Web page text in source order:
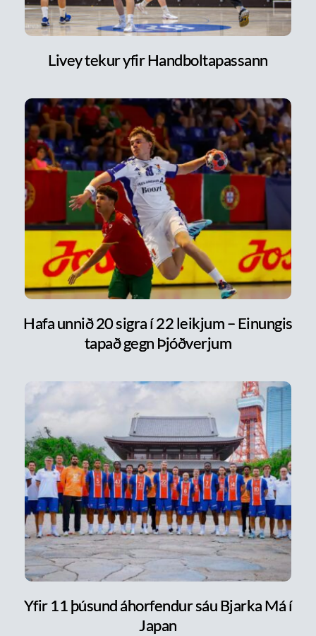
Livey tekur yfir Handboltapassann
Hafa unnið 20 sigra í 22 leikjum – Einungis
tapað gegn Þjóðverjum
Yfir 11 þúsund áhorfendur sáu Bjarka Má í
Japan